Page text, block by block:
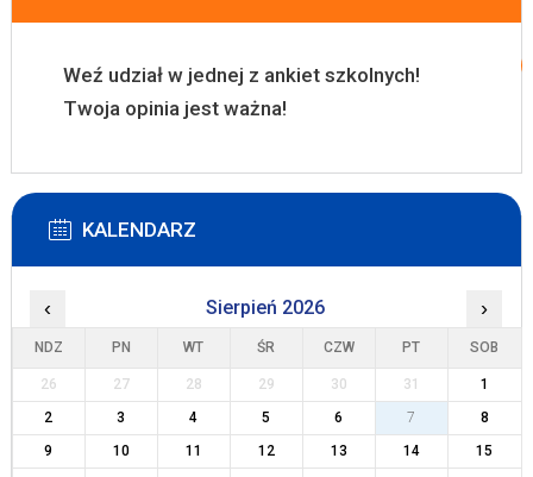
Weź udział w jednej z ankiet szkolnych!
Twoja opinia jest ważna!
KALENDARZ
‹ Sierpień 2026 ›
NDZ PN WT ŚR CZW PT SOB
26 27 28 29 30 31
1
2
3 4 5 6 7
8
9
10 11 12 13 14
15